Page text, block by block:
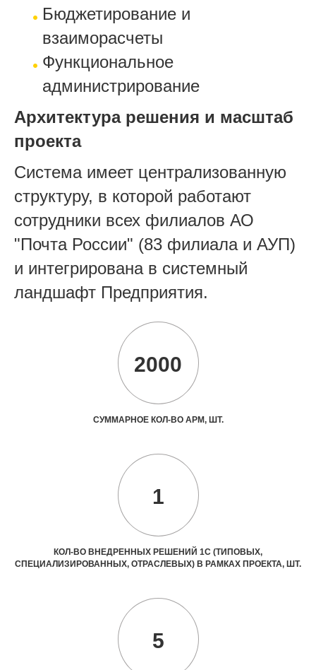
Бюджетирование и
взаиморасчеты
Функциональное
администрирование
Архитектура решения и масштаб
проекта
Система имеет централизованную
структуру, в которой работают
сотрудники всех филиалов АО
"Почта России" (83 филиала и АУП)
и интегрирована в системный
ландшафт Предприятия.
2000
СУММАРНОЕ КОЛ-ВО АРМ, ШТ.
1
КОЛ-ВО ВНЕДРЕННЫХ РЕШЕНИЙ 1С (ТИПОВЫХ,
СПЕЦИАЛИЗИРОВАННЫХ, ОТРАСЛЕВЫХ) В РАМКАХ ПРОЕКТА, ШТ.
5